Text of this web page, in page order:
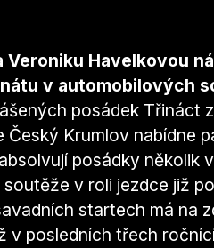
Veroniku Havelkovou
v automobilových
posádek Třináct
Krumlov nabídne
posádky několik
v roli jezdce již
startech má na
v posledních třech